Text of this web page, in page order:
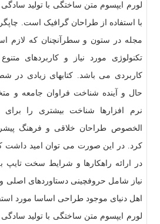
لورم ایپسوم متن ساختگی با تولید
با استفاده از طراحان گرافیک است.
مجله در ستون و سطرآنچنان که لازم
تکنولوژی مورد نیاز و کاربردهای
کاربردی می باشد. کتابهای زیادی
حال و آینده شناخت فراوان جامعه و
نرم افزارها شناخت بیشتری را برای
الخصوص طراحان خلاقی و فرهنگ
کرد. در این صورت می توان امید داشت
در ارائه راهکارها و شرایط سخت تایپ
نیاز شامل حروفچینی دستاوردهای اصلی
اهل دنیای موجود طراحی اساسا مورد
لورم ایپسوم متن ساختگی با تولید